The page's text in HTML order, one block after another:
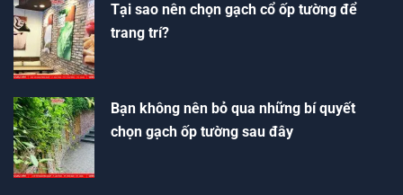
Tại sao nên chọn gạch cổ ốp tường để
trang trí?
Bạn không nên bỏ qua những bí quyết
chọn gạch ốp tường sau đây